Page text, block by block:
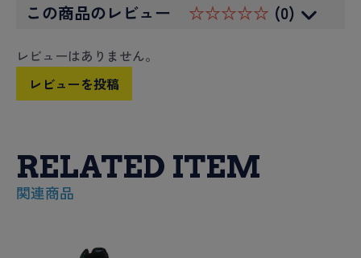
この商品のレビュー ☆☆☆☆☆ (0)
レビューはありません。
レビューを投稿
RELATED ITEM
関連商品